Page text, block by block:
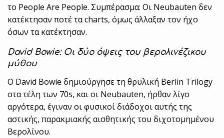
το People Are People. Συμπέρασμα: Οι Neubauten δεν
κατέκτησαν ποτέ τα charts, όμως άλλαξαν τον ήχο
όσων τα κατέκτησαν.
David Bowie: Οι δύο όψεις του βερολινέζικου
μύθου
Ο David Bowie δημιούργησε τη θρυλική Berlin Trilogy
στα τέλη των 70s, και οι Neubauten, ήρθαν λίγο
αργότερα, έγιναν οι φυσικοί διάδοχοι αυτής της
αστικής, παρακμιακής αισθητικής του διχοτομημένου
Βερολίνου.